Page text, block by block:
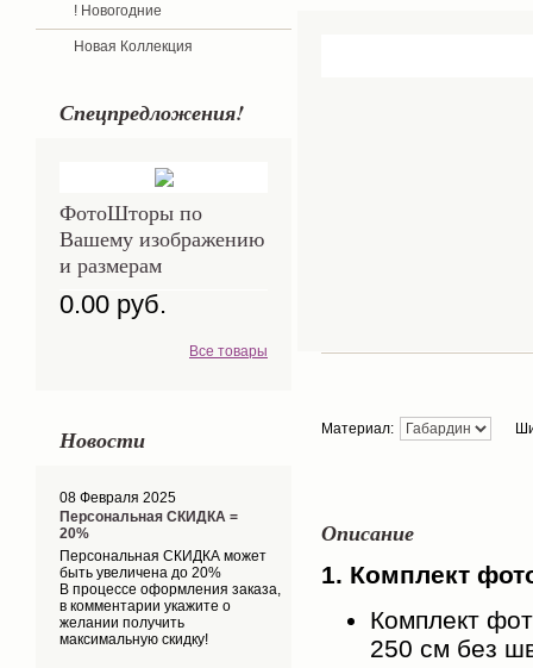
! Новогодние
Новая Коллекция
Спецпредложения!
ФотоШторы по
Вашему изображению
и размерам
0.00 руб.
Все товары
Новости
08 Февраля 2025
Персональная СКИДКА =
20%
Персональная СКИДКА может
быть увеличена до 20%
В процессе оформления заказа,
в комментарии укажите о
желании получить
максимальную скидку!
Материал:
Описание
1. Комплект
Комплект
250 см без